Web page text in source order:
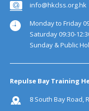
info@hkclss.org.hk
Monday to Friday
Saturday 09:30-
Sunday & Public
Repulse Bay Training
8 South Bay Road,